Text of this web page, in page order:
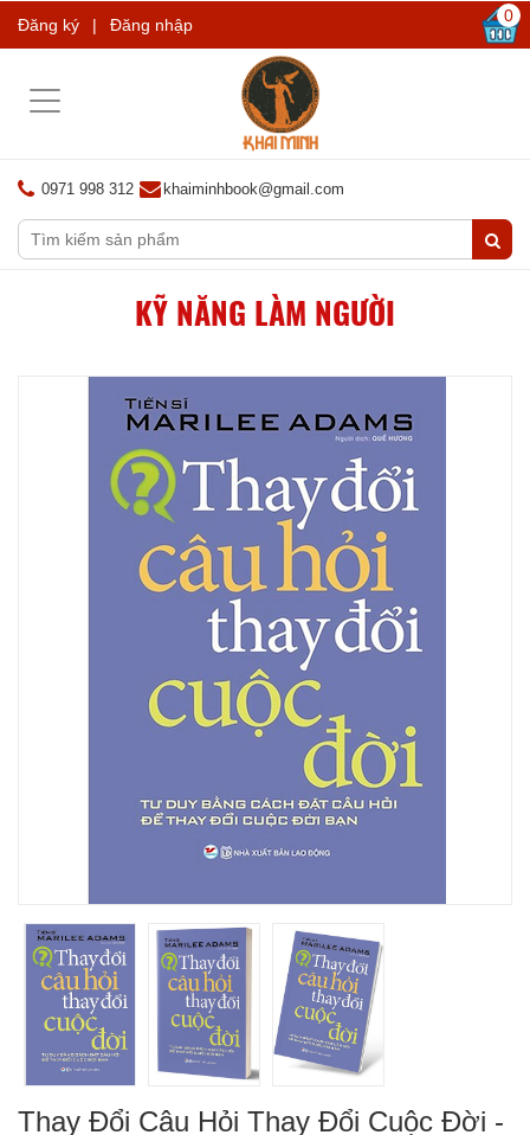
Đăng ký | Đăng nhập 0
Toggle
0971 998 312 khaiminhbook@gmail.com
KỸ NĂNG LÀM NGƯỜI
Thay Đổi Câu Hỏi Thay Đổi Cuộc Đời -